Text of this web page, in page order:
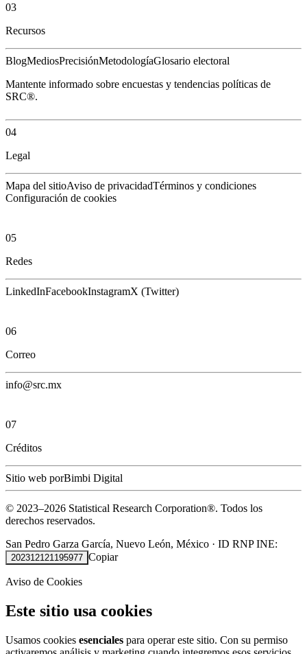
03
Recursos
BlogMediosPrecisiónMetodologíaGlosario electoral
Mantente informado sobre encuestas y tendencias políticas de
SRC®.
04
Legal
Mapa del sitioAviso de privacidadTérminos y condiciones
Configuración de cookies
05
Redes
LinkedInFacebookInstagramX (Twitter)
06
Correo
info@src.mx
07
Créditos
Sitio web porBimbi Digital
© 2023–2026 Statistical Research Corporation®. Todos los
derechos reservados.
San Pedro Garza García, Nuevo León, México · ID RNP INE:
202312121195977 Copiar
Aviso de Cookies
Este sitio usa cookies
Usamos cookies esenciales para operar este sitio. Con su permiso